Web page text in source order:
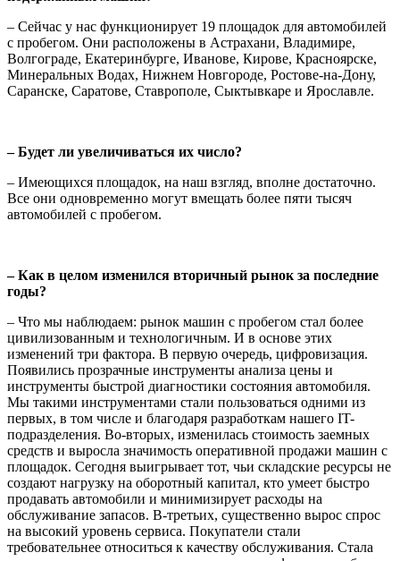
– Сейчас у нас функционирует 19 площадок для автомобилей
с пробегом. Они расположены в Астрахани, Владимире,
Волгограде, Екатеринбурге, Иванове, Кирове, Красноярске,
Минеральных Водах, Нижнем Новгороде, Ростове-на-Дону,
Саранске, Саратове, Ставрополе, Сыктывкаре и Ярославле.
– Будет ли увеличиваться их число?
– Имеющихся площадок, на наш взгляд, вполне достаточно.
Все они одновременно могут вмещать более пяти тысяч
автомобилей с пробегом.
– Как в целом изменился вторичный рынок за последние
годы?
– Что мы наблюдаем: рынок машин с пробегом стал более
цивилизованным и технологичным. И в основе этих
изменений три фактора. В первую очередь, цифровизация.
Появились прозрачные инструменты анализа цены и
инструменты быстрой диагностики состояния автомобиля.
Мы такими инструментами стали пользоваться одними из
первых, в том числе и благодаря разработкам нашего IT-
подразделения. Во-вторых, изменилась стоимость заемных
средств и выросла значимость оперативной продажи машин с
площадок. Сегодня выигрывает тот, чьи складские ресурсы не
создают нагрузку на оборотный капитал, кто умеет быстро
продавать автомобили и минимизирует расходы на
обслуживание запасов. В-третьих, существенно вырос спрос
на высокий уровень сервиса. Покупатели стали
требовательнее относиться к качеству обслуживания. Стала